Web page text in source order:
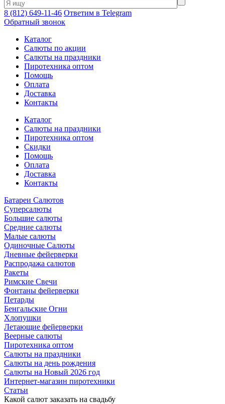
8 (812) 649-11-46 Ответим в Telegram
Обратный звонок
Каталог
Салюты по акции
Салюты на праздники
Пиротехника оптом
Помощь
Оплата
Доставка
Контакты
Каталог
Салюты на праздники
Пиротехника оптом
Скидки
Помощь
Оплата
Доставка
Контакты
Батареи Салютов
Суперсалюты
Большие салюты
Средние салюты
Малые салюты
Одиночные Салюты
Дневные фейерверки
Распродажа салютов
Ракеты
Римские Свечи
Фонтаны фейерверки
Петарды
Бенгальские Огни
Хлопушки
Летающие фейерверки
Веерные салюты
Пиротехника оптом
Салюты на праздники
Салюты на день рождения
Салюты на Новый 2026 год
Интернет-магазин пиротехники
Cтатьи
Какой салют заказать на свадьбу